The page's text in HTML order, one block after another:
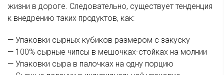
жизни в дороге. Следовательно, существует тенденция
к внедрению таких продуктов, как:
— Упаковки сырных кубиков размером с закуску
— 100% сырные чипсы в мешочках-стойках на молнии
— Упаковки сыра в палочках на одну порцию